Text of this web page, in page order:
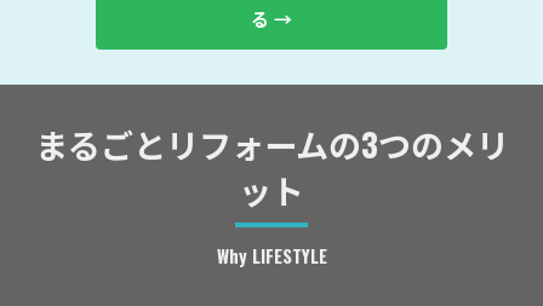
る →
まるごとリフォームの3つのメリ
ット
Why LIFESTYLE